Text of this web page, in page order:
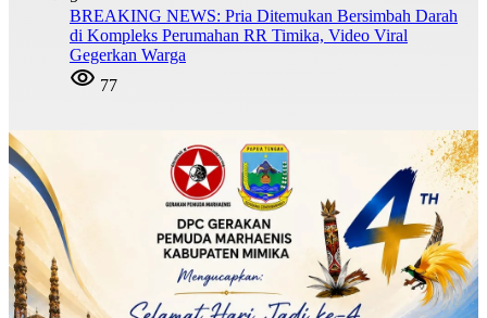
BREAKING NEWS: Pria Ditemukan Bersimbah Darah
di Kompleks Perumahan RR Timika, Video Viral
Gegerkan Warga
77